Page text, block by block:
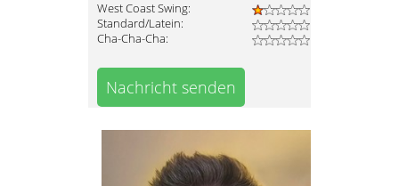
West Coast Swing:
Standard/Latein:
Cha-Cha-Cha:
Nachricht senden